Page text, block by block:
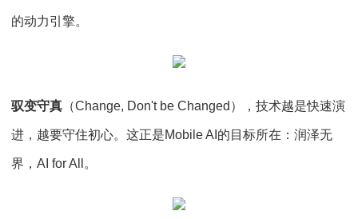
的动力引擎。
驭变守真 （Change, Don't be Changed），技术越是快速演
进，越要守住初心。这正是Mobile AI的目标所在：润泽无
界，AI for All。